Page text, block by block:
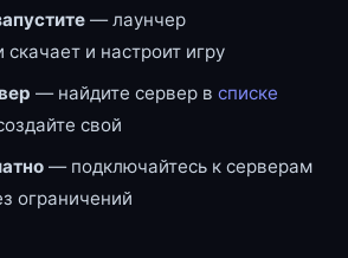
— лаунчер
скачает и настроит игру
— найдите сервер в списке
свой
— подключайтесь к серверам
ограничений